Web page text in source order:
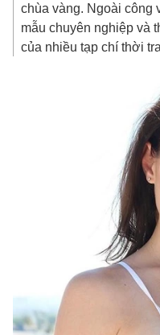
chùa vàng. Ngoài công
mẫu chuyên nghiệp và
của nhiều tạp chí thời